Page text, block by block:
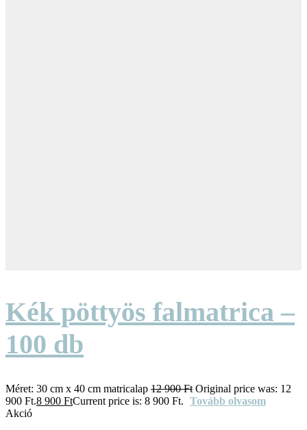
Kék pöttyös falmatrica –
100 db
Méret: 30 cm x 40 cm matricalap 12 900Ft Original price was: 12
900 Ft.8 900 FtCurrent price is: 8 900 Ft. Tovább olvasom
Akció